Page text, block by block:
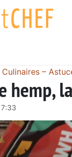
–
hemp,